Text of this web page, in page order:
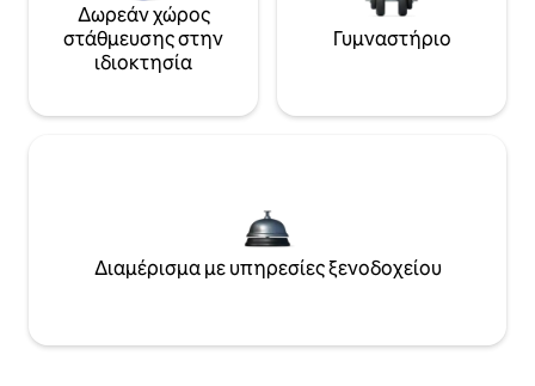
Δωρεάν χώρος
στάθμευσης στην
ιδιοκτησία
Γυμναστήριο
Διαμέρισμα με υπηρεσίες ξενοδοχείου